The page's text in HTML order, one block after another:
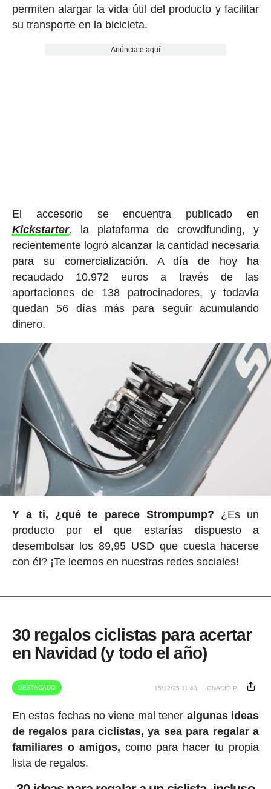
permiten alargar la vida útil del producto y facilitar
su transporte en la bicicleta.
Anúnciate aquí
El accesorio se encuentra publicado en
Kickstarter, la plataforma de crowdfunding, y
recientemente logró alcanzar la cantidad necesaria
para su comercialización. A día de hoy ha
recaudado 10.972 euros a través de las
aportaciones de 138 patrocinadores, y todavía
quedan 56 días más para seguir acumulando
dinero.
Y a ti, ¿qué te parece Strompump? ¿Es un
producto por el que estarías dispuesto a
desembolsar los 89,95 USD que cuesta hacerse
con él? ¡Te leemos en nuestras redes sociales!
30 regalos ciclistas para acertar
en Navidad (y todo el año)
DESTACADO 15/12/25 11:43 IGNACIO P.
En estas fechas no viene mal tener algunas ideas
de regalos para ciclistas, ya sea para regalar a
familiares o amigos, como para hacer tu propia
lista de regalos.